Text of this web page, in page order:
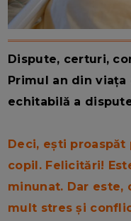
Dispute, certuri,
Primul an din
echitabilă a
Deci, ești
copil. Felicitări!
minunat. Dar este,
mult stres și